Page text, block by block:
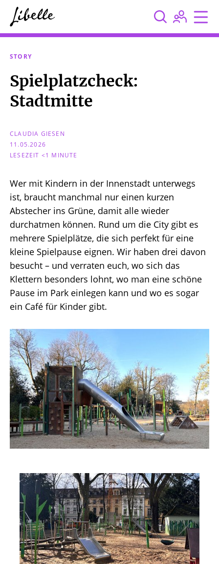
  
STORY
Spielplatzcheck:
Stadtmitte
Wer mit Kindern in der Innenstadt unterwegs
ist, braucht manchmal nur einen kurzen
Abstecher ins Grüne, damit alle wieder
durchatmen können. Rund um die City gibt es
mehrere Spielplätze, die sich perfekt für eine
kleine Spielpause eignen. Wir haben drei davon
besucht – und verraten euch, wo sich das
Klettern besonders lohnt, wo man eine schöne
Pause im Park einlegen kann und wo es sogar
ein Café für Kinder gibt.
CLAUDIA GIESEN
11.05.2026
LESEZEIT <1 MINUTE